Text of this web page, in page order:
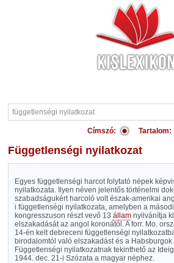
Címszó: Tartalom:
függetlenségi nyilatkozat
Egyes függetlenségi harcot folytató népek
nyilatkozata. Ilyen néven jelentős történelmi
szabadságukért harcoló volt észak-amerikai
i függetlenségi nyilatkozata, amelyben a
kongresszuson részt vevő 13 államnyilvánítja
elszakadását az angol koronától. A forr. Mo.
14-én kelt debreceni függetlenségi
birodalomtól való elszakadást és a Habsburgok
Függetlenségi nyilatkozatnak tekinthető az
1944. dec. 21-i Szózata a magyar néphez.